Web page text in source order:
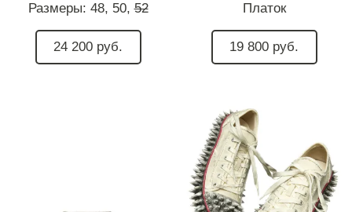
Размеры: 48, 50, 52
24 200 руб.
Платок
19 800 руб.